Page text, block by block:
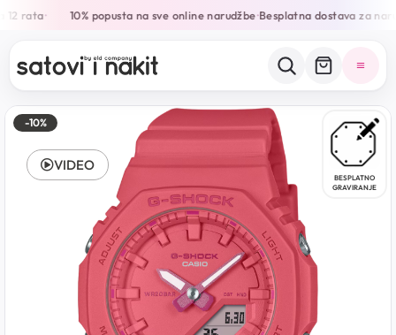
rata• 10% popusta na sve online narudžbe•Besplatna dostava za
-10%
BESPLATNO
GRAVIRANJE
VIDEO